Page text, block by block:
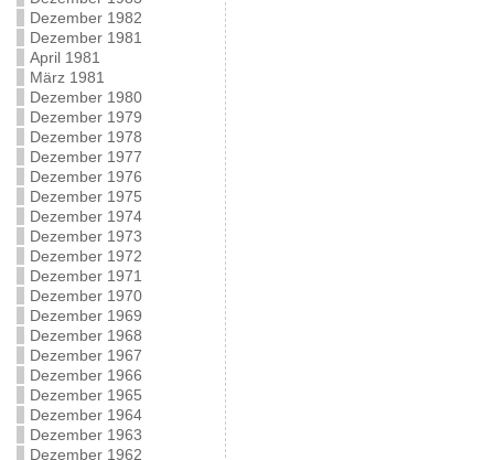
Dezember 1982
Dezember 1981
April 1981
März 1981
Dezember 1980
Dezember 1979
Dezember 1978
Dezember 1977
Dezember 1976
Dezember 1975
Dezember 1974
Dezember 1973
Dezember 1972
Dezember 1971
Dezember 1970
Dezember 1969
Dezember 1968
Dezember 1967
Dezember 1966
Dezember 1965
Dezember 1964
Dezember 1963
Dezember 1962